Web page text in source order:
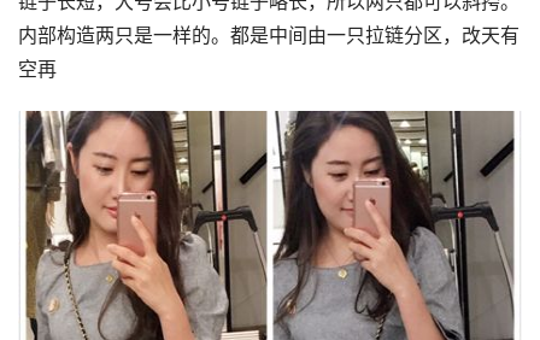
内部构造两只是一样的。都是中间由一只拉链分区，改天有
空再